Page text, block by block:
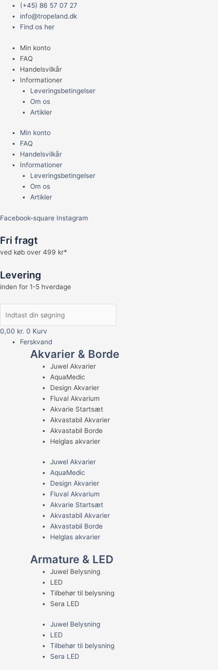
indholdet
(+45) 86 57 07 27
info@tropeland.dk
Find os her
Min konto
FAQ
Handelsvilkår
Informationer
Leveringsbetingelser
Om os
Artikler
Min konto
FAQ
Handelsvilkår
Informationer
Leveringsbetingelser
Om os
Artikler
Facebook-square Instagram
Fri fragt
ved køb over 499 kr*
Levering
inden for 1-5 hverdage
0,00 kr. 0 Kurv
Main
Menu
Ferskvand
Akvarier & Borde
Juwel Akvarier
AquaMedic
Design Akvarier
Fluval Akvarium
Akvarie Startsæt
Akvastabil Akvarier
Akvastabil Borde
Helglas akvarier
Juwel Akvarier
AquaMedic
Design Akvarier
Fluval Akvarium
Akvarie Startsæt
Akvastabil Akvarier
Akvastabil Borde
Helglas akvarier
Armature & LED
Juwel Belysning
LED
Tilbehør til belysning
Sera LED
Juwel Belysning
LED
Tilbehør til belysning
Sera LED